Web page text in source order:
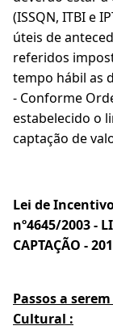
(ISSQN, ITBI e
úteis de
referidos
tempo hábil as
- Conforme
estabelecido o
captação de
Lei de
nº4645/2003 -
CAPTAÇÃO -
Passos a
Cultural :